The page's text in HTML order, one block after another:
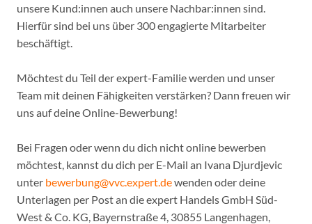
unsere Kund:innen auch unsere Nachbar:innen sind.
Hierfür sind bei uns über 300 engagierte Mitarbeiter
beschäftigt.
Möchtest du Teil der expert-Familie werden und unser
Team mit deinen Fähigkeiten verstärken? Dann freuen wir
uns auf deine Online-Bewerbung!
Bei Fragen oder wenn du dich nicht online bewerben
möchtest, kannst du dich per E-Mail an Ivana Djurdjevic
unter bewerbung@vvc.expert.dewenden oder deine
Unterlagen per Post an die expert Handels GmbH Süd-
West & Co. KG, Bayernstraße 4, 30855 Langenhagen,